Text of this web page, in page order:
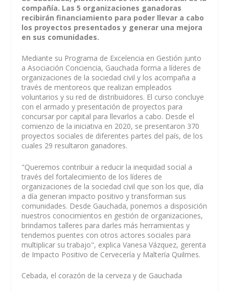
compañía. Las 5 organizaciones ganadoras
recibirán financiamiento para poder llevar a cabo
los proyectos presentados y generar una mejora
en sus comunidades.
Mediante su Programa de Excelencia en Gestión junto
a Asociación Conciencia, Gauchada forma a líderes de
organizaciones de la sociedad civil y los acompaña a
través de mentoreos que realizan empleados
voluntarios y su red de distribuidores. El curso concluye
con el armado y presentación de proyectos para
concursar por capital para llevarlos a cabo. Desde el
comienzo de la iniciativa en 2020, se presentaron 370
proyectos sociales de diferentes partes del país, de los
cuales 29 resultaron ganadores.
"Queremos contribuir a reducir la inequidad social a
través del fortalecimiento de los líderes de
organizaciones de la sociedad civil que son los que, día
a día generan impacto positivo y transforman sus
comunidades. Desde Gauchada, ponemos a disposición
nuestros conocimientos en gestión de organizaciones,
brindamos talleres para darles más herramientas y
tendemos puentes con otros actores sociales para
multiplicar su trabajo", explica Vanesa Vázquez, gerenta
de Impacto Positivo de Cervecería y Maltería Quilmes.
Cebada, el corazón de la cerveza y de Gauchada